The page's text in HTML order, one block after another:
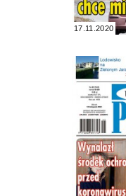
17.11.2020